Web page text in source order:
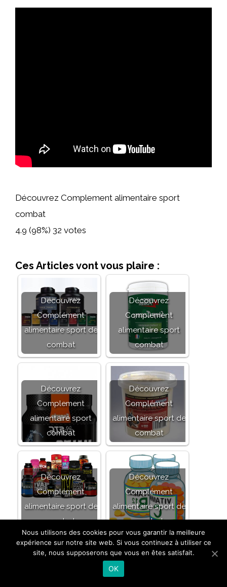
Découvrez Complement alimentaire sport
combat
4.9 (98%) 32 votes
Ces Articles vont vous plaire :
Découvrez
Complément
alimentaire sport de
combat
Découvrez
Complement
alimentaire sport
combat
Découvrez
Complement
alimentaire sport
combat
Découvrez
Complément
alimentaire sport de
combat
Découvrez
Complément
alimentaire sport de
combat
Découvrez
Complément
alimentaire sport de
combat
Nous utilisons des cookies pour vous garantir la meilleure
expérience sur notre site web. Si vous continuez à utiliser ce
site, nous supposerons que vous en êtes satisfait.
OK